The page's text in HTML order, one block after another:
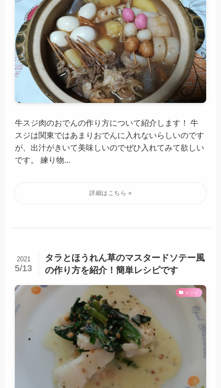
牛スジ肉のおでんの作り方について紹介します！ 牛
スジは関東ではあまりおでんに入れないらしいのです
が、出汁がきいて美味しいのでぜひ入れてみて欲しい
です。 練り物...
タラとほうれん草のマスタードソテー風
の作り方を紹介！簡単レシピです
2021
5/13
レシピ